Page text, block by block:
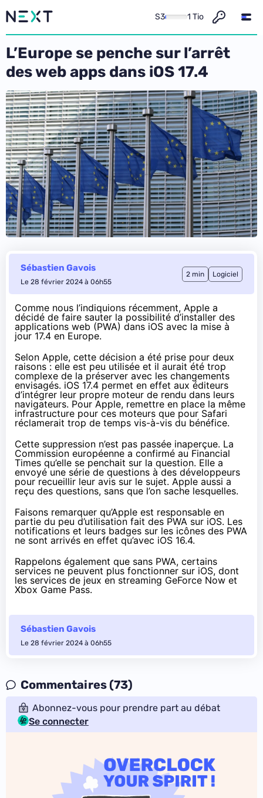
S3 1 Tio
L’Europe se penche sur l’arrêt
des web apps dans iOS 17.4
Sébastien Gavois
Le 28 février 2024 à 06h55
2 min Logiciel
Comme nous l’indiquions récemment, Apple a
décidé de faire sauter la possibilité d’installer des
applications web (PWA) dans iOS avec la mise à
jour 17.4 en Europe.
Selon Apple, cette décision a été prise pour deux
raisons : elle est peu utilisée et il aurait été trop
complexe de la préserver avec les changements
envisagés. iOS 17.4 permet en effet aux éditeurs
d’intégrer leur propre moteur de rendu dans leurs
navigateurs. Pour Apple, remettre en place la même
infrastructure pour ces moteurs que pour Safari
réclamerait trop de temps vis-à-vis du bénéfice.
Cette suppression n’est pas passée inaperçue. La
Commission européenne a confirmé au Financial
Times qu’elle se penchait sur la question. Elle a
envoyé une série de questions à des développeurs
pour recueillir leur avis sur le sujet. Apple aussi a
reçu des questions, sans que l’on sache lesquelles.
Faisons remarquer qu’Apple est responsable en
partie du peu d’utilisation fait des PWA sur iOS. Les
notifications et leurs badges sur les icônes des PWA
ne sont arrivés en effet qu’avec iOS 16.4.
Rappelons également que sans PWA, certains
services ne peuvent plus fonctionner sur iOS, dont
les services de jeux en streaming GeForce Now et
Xbox Game Pass.
Sébastien Gavois
Le 28 février 2024 à 06h55
Commentaires (73)
Abonnez-vous pour prendre part au débat
Se connecter